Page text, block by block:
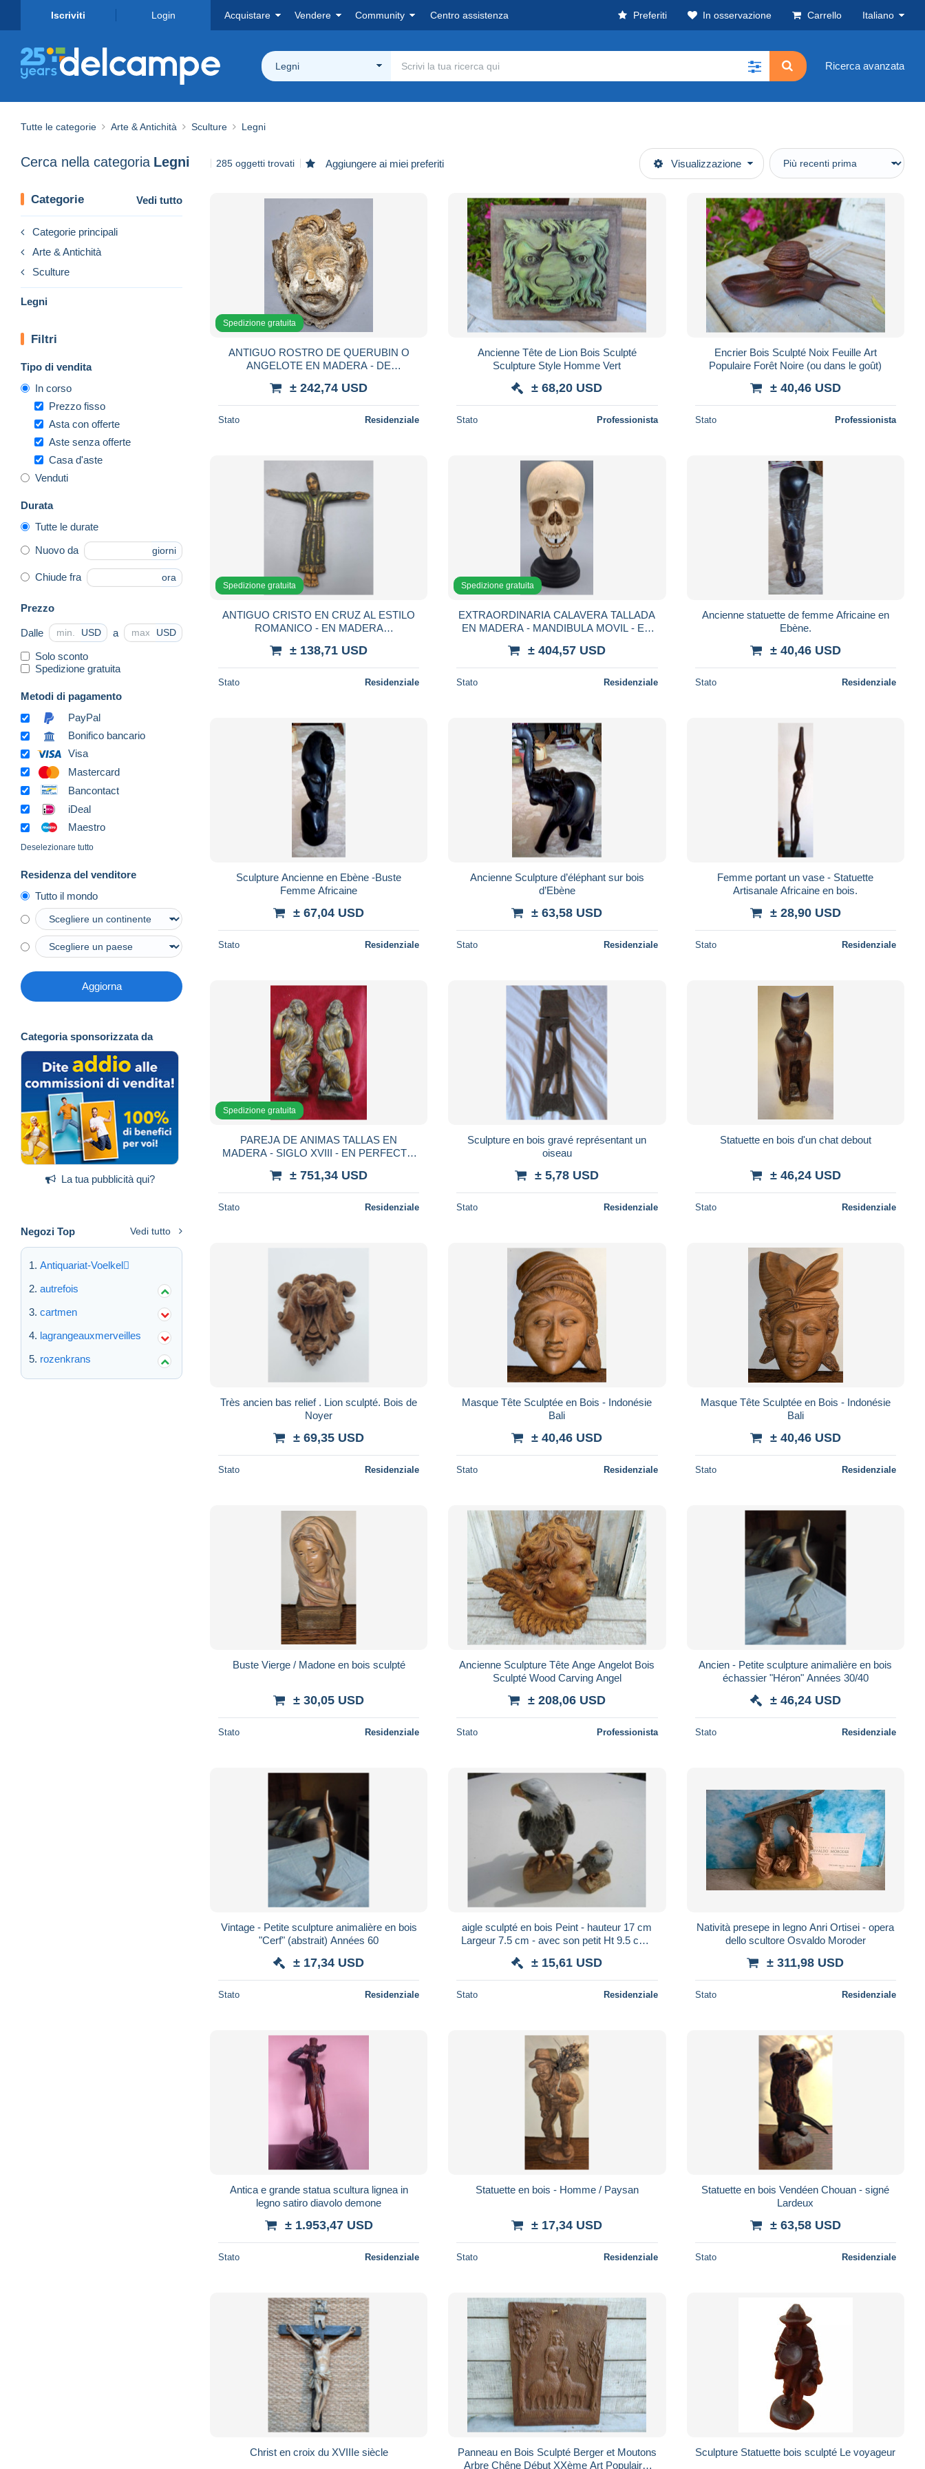
Iscriviti Login Acquistare Vendere Community Centro assistenza Preferiti In osservazione Carrello Italiano
Legni Ricerca avanzata
Tutte le categorie Arte & Antichità Sculture Legni
Cerca nella categoria Legni 285 oggetti trovati Aggiungere ai miei preferiti Visualizzazione
Categorie Vedi tutto
Categorie principali
Arte & Antichità
Sculture
Legni
Filtri
Tipo di vendita
In corso
Prezzo fisso
Asta con offerte
Aste senza offerte
Casa d'aste
Venduti
Durata
Tutte le durate
Nuovo da giorni
Chiude fra ora
Prezzo
Dalle USD a USD
Solo sconto
Spedizione gratuita
Metodi di pagamento
PayPal
Bonifico bancario
Visa
Mastercard
Bancontact
iDeal
Maestro
Deselezionare tutto
Residenza del venditore
Tutto il mondo
Aggiorna
Categoria sponsorizzata da
La tua pubblicità qui?
Negozi Top Vedi tutto
Antiquariat-Voelkel
autrefois
cartmen
lagrangeauxmerveilles
rozenkrans
Spedizione gratuita
ANTIGUO ROSTRO DE QUERUBIN O
ANGELOTE EN MADERA - DE
± 242,74 USD
Stato Residenziale
Ancienne Tête de Lion Bois Sculpté
Sculpture Style Homme Vert
± 68,20 USD
Stato Professionista
Encrier Bois Sculpté Noix Feuille Art
Populaire Forêt Noire (ou dans le goût)
± 40,46 USD
Stato Professionista
Spedizione gratuita
ANTIGUO CRISTO EN CRUZ AL ESTILO
ROMANICO - EN MADERA
± 138,71 USD
Stato Residenziale
Spedizione gratuita
EXTRAORDINARIA CALAVERA TALLADA
EN MADERA - MANDIBULA MOVIL - EN
± 404,57 USD
Stato Residenziale
Ancienne statuette de femme Africaine en
Ebène.
± 40,46 USD
Stato Residenziale
Sculpture Ancienne en Ebène -Buste
Femme Africaine
± 67,04 USD
Stato Residenziale
Ancienne Sculpture d’éléphant sur bois
d’Ebène
± 63,58 USD
Stato Residenziale
Femme portant un vase - Statuette
Artisanale Africaine en bois.
± 28,90 USD
Stato Residenziale
Spedizione gratuita
PAREJA DE ANIMAS TALLAS EN
MADERA - SIGLO XVIII - EN PERFECTO
± 751,34 USD
Stato Residenziale
Sculpture en bois gravé représentant un
oiseau
± 5,78 USD
Stato Residenziale
Statuette en bois d'un chat debout
± 46,24 USD
Stato Residenziale
Très ancien bas relief . Lion sculpté. Bois de
Noyer
± 69,35 USD
Stato Residenziale
Masque Tête Sculptée en Bois - Indonésie
Bali
± 40,46 USD
Stato Residenziale
Masque Tête Sculptée en Bois - Indonésie
Bali
± 40,46 USD
Stato Residenziale
Buste Vierge / Madone en bois sculpté
± 30,05 USD
Stato Residenziale
Ancienne Sculpture Tête Ange Angelot Bois
Sculpté Wood Carving Angel
± 208,06 USD
Stato Professionista
Ancien - Petite sculpture animalière en bois
échassier "Héron" Années 30/40
± 46,24 USD
Stato Residenziale
Vintage - Petite sculpture animalière en bois
"Cerf" (abstrait) Années 60
± 17,34 USD
Stato Residenziale
aigle sculpté en bois Peint - hauteur 17 cm
Largeur 7.5 cm - avec son petit Ht 9.5 cm l
± 15,61 USD
Stato Residenziale
Natività presepe in legno Anri Ortisei - opera
dello scultore Osvaldo Moroder
± 311,98 USD
Stato Residenziale
Antica e grande statua scultura lignea in
legno satiro diavolo demone
± 1.953,47 USD
Stato Residenziale
Statuette en bois - Homme / Paysan
± 17,34 USD
Stato Residenziale
Statuette en bois Vendéen Chouan - signé
Lardeux
± 63,58 USD
Stato Residenziale
Christ en croix du XVIIIe siècle
Panneau en Bois Sculpté Berger et Moutons
Arbre Chêne Début XXème Art Populaire,
Sculpture Statuette bois sculpté Le voyageur